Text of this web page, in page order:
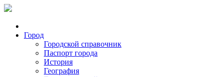
Город
Городской справочник
Паспорт города
История
География